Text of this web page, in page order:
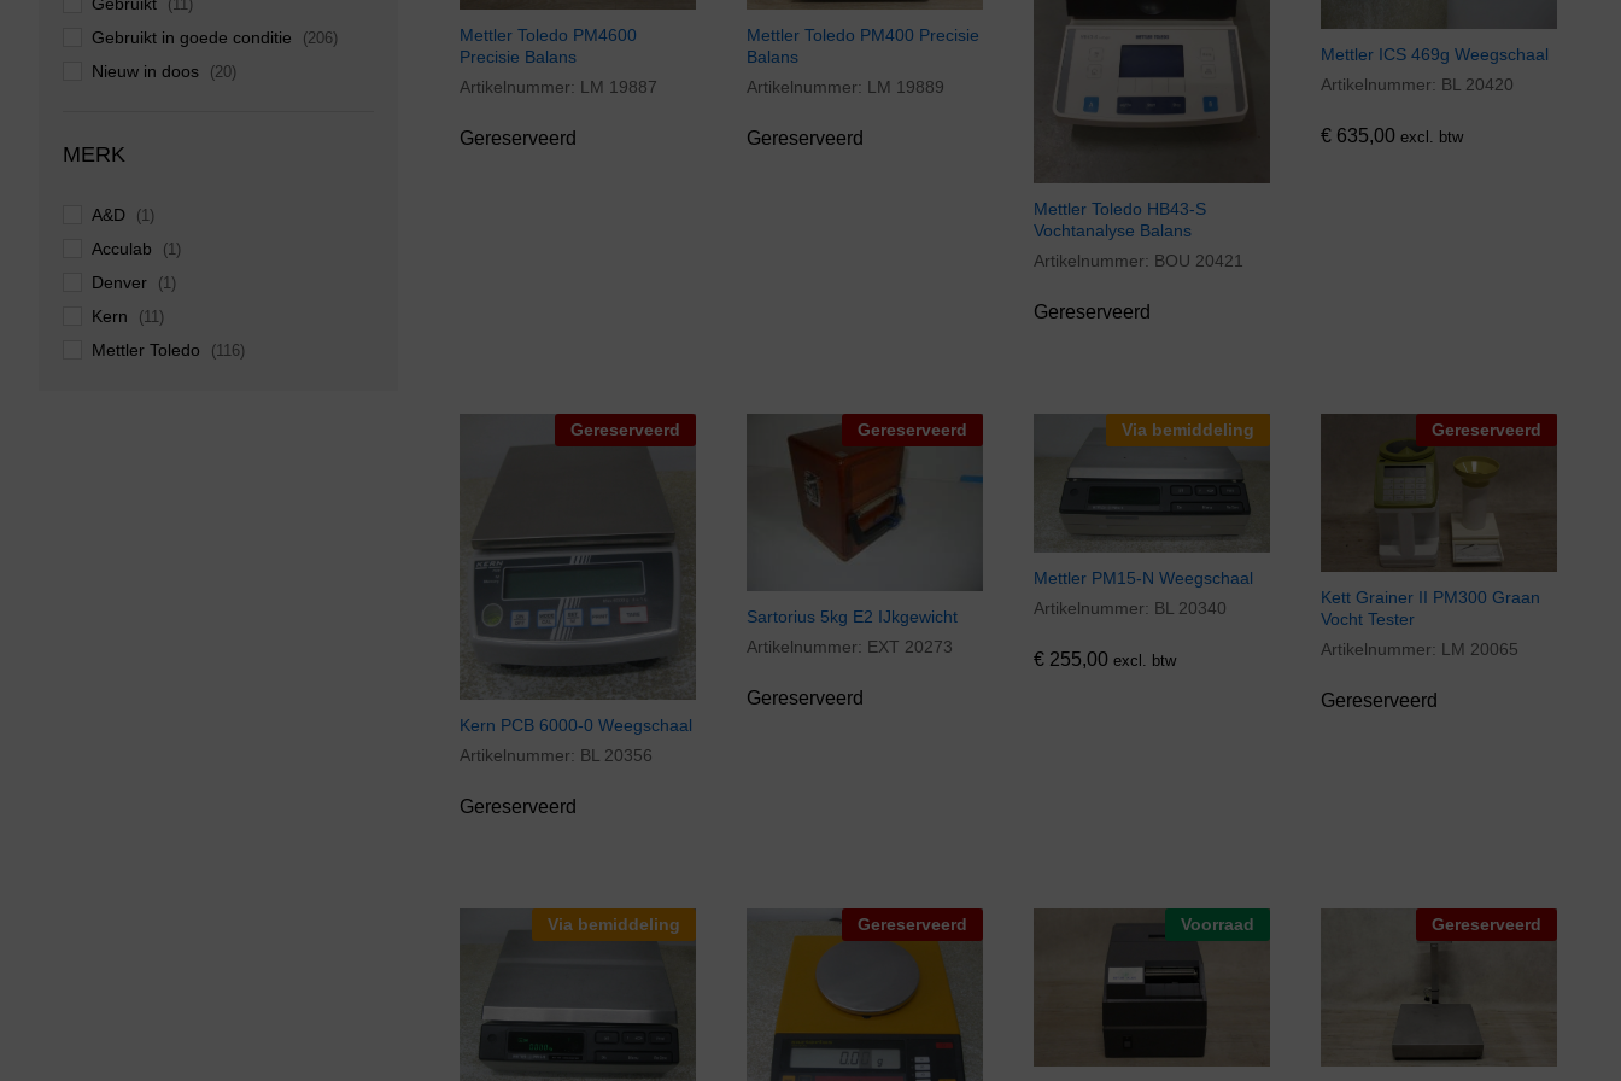
Mettler Toledo PM4600
Precisie Balans
Artikelnummer: LM 19887
Gereserveerd
Mettler Toledo PM400 Precisie
Balans
Artikelnummer: LM 19889
Gereserveerd
Mettler Toledo HB43-S
Vochtanalyse Balans
Artikelnummer: BOU 20421
Gereserveerd
Mettler ICS 469g Weegschaal
Artikelnummer: BL 20420
€635,00 excl. btw
€635,00
Gereserveerd
Kern PCB 6000-0 Weegschaal
Artikelnummer: BL 20356
Gereserveerd
Gereserveerd
Sartorius 5kg E2 IJkgewicht
Artikelnummer: EXT 20273
Gereserveerd
Via bemiddeling
Mettler PM15-N Weegschaal
Artikelnummer: BL 20340
€255,00 excl. btw
€255,00
Gereserveerd
Kett Grainer II PM300 Graan
Vocht Tester
Artikelnummer: LM 20065
Gereserveerd
Via bemiddeling Gereserveerd Voorraad Gereserveerd
(11)
Gebruikt in goede conditie (206)
Nieuw in doos (20)
MERK
A&D (1)
Acculab (1)
Denver (1)
Kern (11)
Mettler Toledo (116)